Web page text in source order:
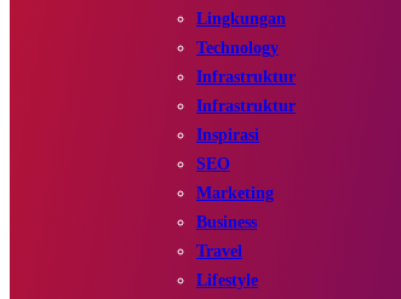
Lingkungan
Technology
Infrastruktur
Infrastruktur
Inspirasi
SEO
Marketing
Business
Travel
Lifestyle